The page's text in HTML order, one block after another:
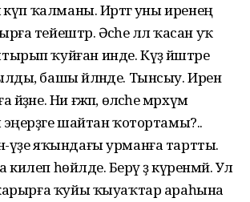
күп ҡалманы. Иртәгә уны иренең
тейештәр. Әсәһе әллә ҡасан уҡ
ҡуйған инде. Күҙ йәштәре
башы әйләнде. Тынсыу. Ирен
Ни ғәжәп, өләсәһе мәрхүмә
эңерҙәге шайтан ҡотортамы?..
үҙе яҡындағы урманға тартты.
һөйәлде. Берәү ҙә күренмәй. Ул
ҡуйы ҡыуаҡтар араһына